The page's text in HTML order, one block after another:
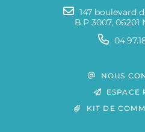
147 boulevard
B.P 3007, 06201
NOUS
ESPACE
KIT DE